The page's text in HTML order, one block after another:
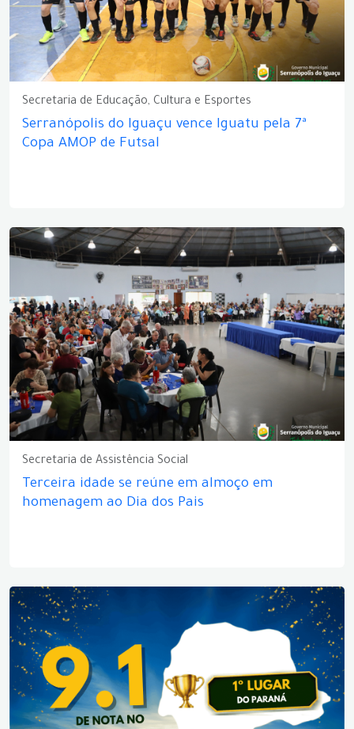
Secretaria de Educação, Cultura e Esportes
Serranópolis do Iguaçu vence Iguatu pela 7ª
Copa AMOP de Futsal
Secretaria de Assistência Social
Terceira idade se reúne em almoço em
homenagem ao Dia dos Pais